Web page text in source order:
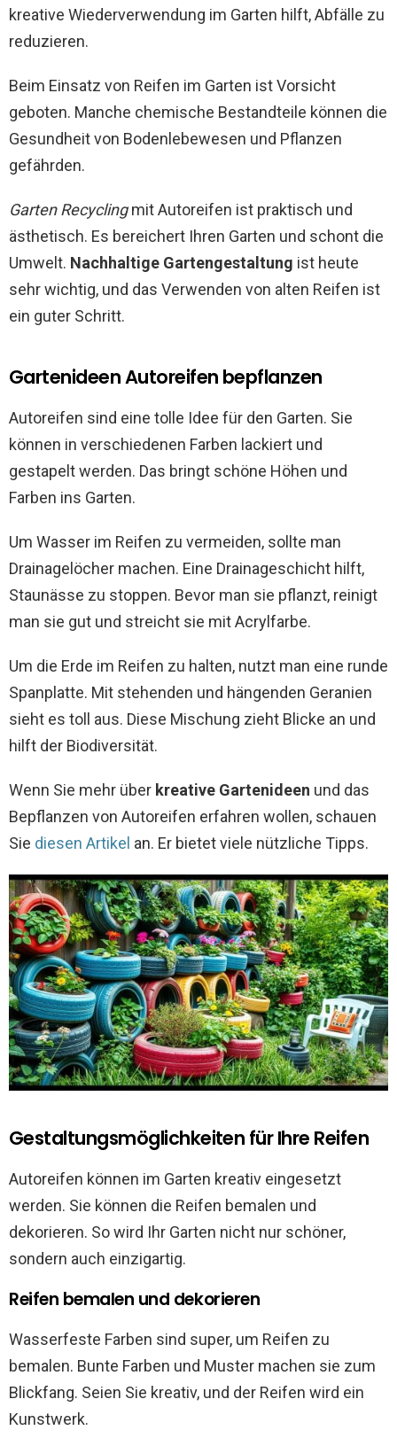
kreative Wiederverwendung im Garten hilft, Abfälle zu
reduzieren.
Beim Einsatz von Reifen im Garten ist Vorsicht
geboten. Manche chemische Bestandteile können die
Gesundheit von Bodenlebewesen und Pflanzen
gefährden.
Garten Recyclingmit Autoreifen ist praktisch und
ästhetisch. Es bereichert Ihren Garten und schont die
Umwelt. Nachhaltige Gartengestaltung ist heute
sehr wichtig, und das Verwenden von alten Reifen ist
ein guter Schritt.
Gartenideen Autoreifen bepflanzen
Autoreifen sind eine tolle Idee für den Garten. Sie
können in verschiedenen Farben lackiert und
gestapelt werden. Das bringt schöne Höhen und
Farben ins Garten.
Um Wasser im Reifen zu vermeiden, sollte man
Drainagelöcher machen. Eine Drainageschicht hilft,
Staunässe zu stoppen. Bevor man sie pflanzt, reinigt
man sie gut und streicht sie mit Acrylfarbe.
Um die Erde im Reifen zu halten, nutzt man eine runde
Spanplatte. Mit stehenden und hängenden Geranien
sieht es toll aus. Diese Mischung zieht Blicke an und
hilft der Biodiversität.
Wenn Sie mehr über kreative Gartenideen und das
Bepflanzen von Autoreifen erfahren wollen, schauen
Sie diesen Artikel an. Er bietet viele nützliche Tipps.
Gestaltungsmöglichkeiten für Ihre Reifen
Autoreifen können im Garten kreativ eingesetzt
werden. Sie können die Reifen bemalen und
dekorieren. So wird Ihr Garten nicht nur schöner,
sondern auch einzigartig.
Reifen bemalen und dekorieren
Wasserfeste Farben sind super, um Reifen zu
bemalen. Bunte Farben und Muster machen sie zum
Blickfang. Seien Sie kreativ, und der Reifen wird ein
Kunstwerk.